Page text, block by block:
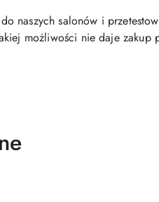
naszych salonów i
możliwości nie daje zakup